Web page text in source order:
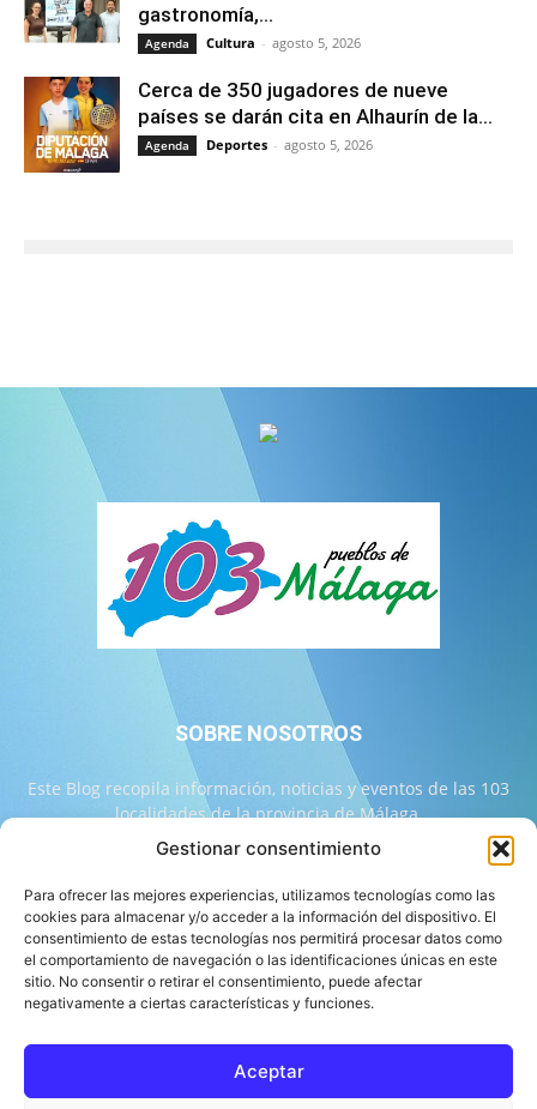
Gestionar consentimiento
Para ofrecer las mejores experiencias, utilizamos tecnologías como las
cookies para almacenar y/o acceder a la información del dispositivo. El
consentimiento de estas tecnologías nos permitirá procesar datos como
el comportamiento de navegación o las identificaciones únicas en este
sitio. No consentir o retirar el consentimiento, puede afectar
negativamente a ciertas características y funciones.
Aceptar
gastronomía,...
Agenda Cultura - agosto 5, 2026
Cerca de 350 jugadores de nueve
países se darán cita en Alhaurín de la...
Agenda Deportes - agosto 5, 2026
SOBRE NOSOTROS
Este Blog recopila información, noticias y eventos de las 103
localidades de la provincia de Málaga.
Contáctanos: info@103malaga.com
SÍGUENOS